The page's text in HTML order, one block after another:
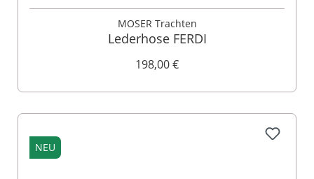
MOSER Trachten
Lederhose FERDI
198,00 €
NEU